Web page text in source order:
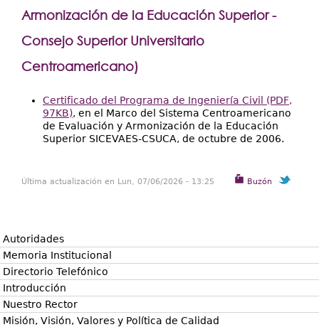
Armonización de la Educación Superior -
Consejo Superior Universitario
Centroamericano)
Certificado del Programa de Ingeniería Civil (PDF,
97KB), en el Marco del Sistema Centroamericano
de Evaluación y Armonización de la Educación
Superior SICEVAES-CSUCA, de octubre de 2006.
Buzón
Última actualización en Lun, 07/06/2026 - 13:25
Autoridades
Memoria Institucional
Directorio Telefónico
Introducción
Nuestro Rector
Misión, Visión, Valores y Política de Calidad